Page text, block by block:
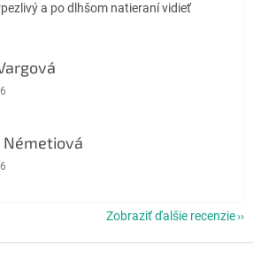
a po dlhšom natieraní vidieť
obchodu je 5 z 5 hviezdičiek.
Németiová
obchodu je 5 z 5 hviezdičiek.
Zobraziť ďalšie recenzie